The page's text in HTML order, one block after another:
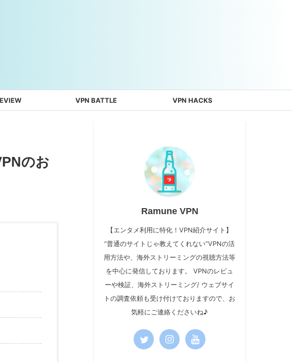
VPN BATTLE VPN HACKS
のお
Ramune VPN
【エンタメ利用に特化！VPN紹介サイト】
”普通のサイトじゃ教えてくれない”VPNの活
用方法や、海外ストリーミングの視聴方法等
を中心に発信しております。 VPNのレビュ
ーや検証、海外ストリーミング/ ウェブサイ
トの調査依頼も受け付けておりますので、お
気軽にご連絡くださいね♪